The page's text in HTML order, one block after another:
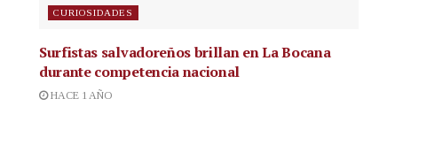
CURIOSIDADES
Surfistas salvadoreños brillan en La Bocana
durante competencia nacional
HACE 1 AÑO